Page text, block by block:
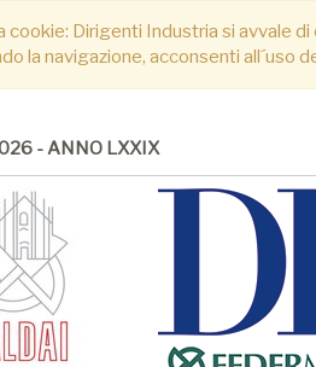
cookie: Dirigenti Industria si avvale
la navigazione, acconsenti all´uso
- ANNO LXXIX